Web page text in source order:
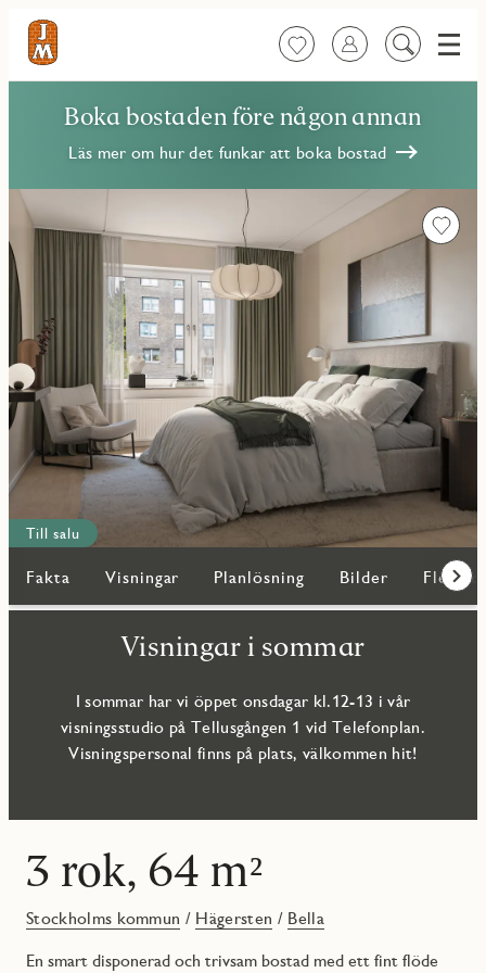
FavoriterLogga in
Sök
Meny
Boka bostaden före någon annan
Läs mer om hur det funkar att boka bostad
Till salu
Fakta Visningar Planlösning Bilder Fler
Visningar i sommar
I sommar har vi öppet onsdagar kl.12-13 i vår
visningsstudio på Tellusgången 1 vid Telefonplan.
Visningspersonal finns på plats, välkommen hit!
3 rok, 64 m²
Stockholms kommun / Hägersten / Bella
En smart disponerad och trivsam bostad med ett fint flöde